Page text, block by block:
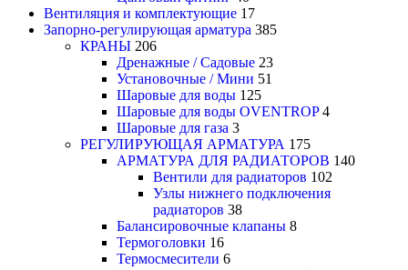
Вентиляция и комплектующие 17
Запорно-регулирующая арматура 385
КРАНЫ 206
Дренажные / Садовые 23
Установочные / Мини 51
Шаровые для воды 125
Шаровые для воды OVENTROP 4
Шаровые для газа 3
РЕГУЛИРУЮЩАЯ АРМАТУРА 175
АРМАТУРА ДЛЯ РАДИАТОРОВ 140
Вентили для радиаторов 102
Узлы нижнего подключения
радиаторов 38
Балансировочные клапаны 8
Термоголовки 16
Термосмесители 6